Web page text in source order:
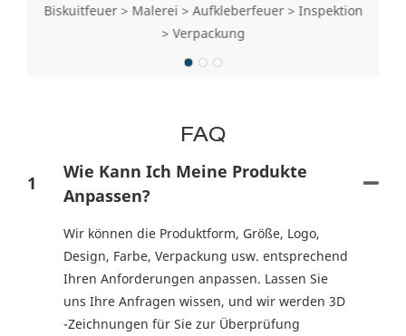
Biskuitfeuer > Malerei > Aufkleberfeuer > Inspektion
> Verpackung
FAQ
1
Wie Kann Ich Meine Produkte
Anpassen?
Wir können die Produktform, Größe, Logo,
Design, Farbe, Verpackung usw. entsprechend
Ihren Anforderungen anpassen. Lassen Sie
uns Ihre Anfragen wissen, und wir werden 3D
-Zeichnungen für Sie zur Überprüfung